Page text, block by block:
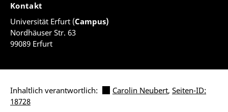
Kontakt
Universität Erfurt (Campus)
Nordhäuser Str. 63
99089 Erfurt
Inhaltlich verantwortlich: Carolin Neubert, Seiten-ID:
18728